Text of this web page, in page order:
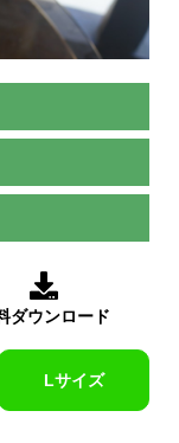

ダウンロード
Lサイズ